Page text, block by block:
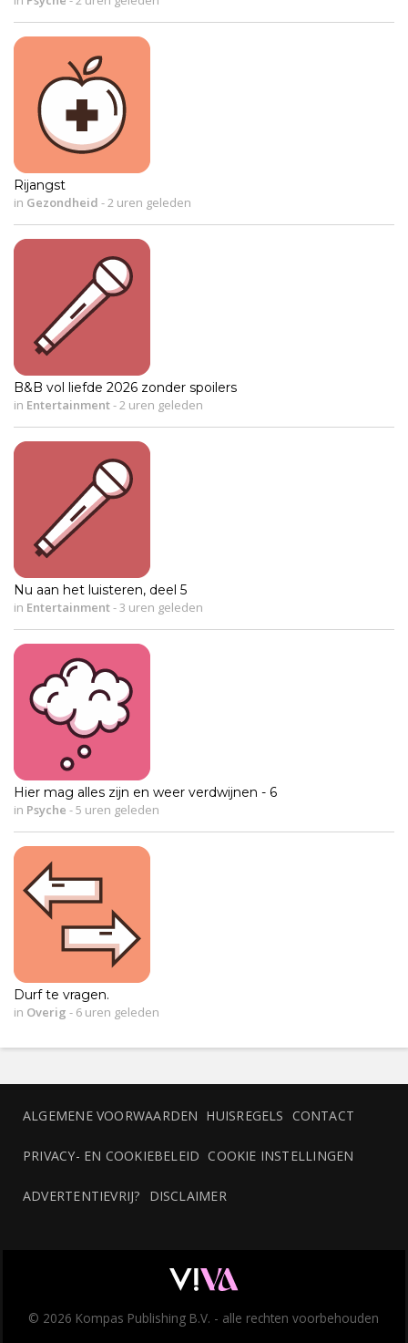
Rijangst
in Gezondheid -2 uren geleden
B&B vol liefde 2026 zonder spoilers
in Entertainment-2 uren geleden
Nu aan het luisteren, deel 5
in Entertainment-3 uren geleden
Hier mag alles zijn en weer verdwijnen - 6
in Psyche -5 uren geleden
Durf te vragen.
in Overig - 6 uren geleden
ALGEMENE VOORWAARDEN HUISREGELS CONTACT
PRIVACY- EN COOKIEBELEID COOKIE INSTELLINGEN
ADVERTENTIEVRIJ? DISCLAIMER
© 2026 Kompas Publishing B.V. - alle rechten voorbehouden